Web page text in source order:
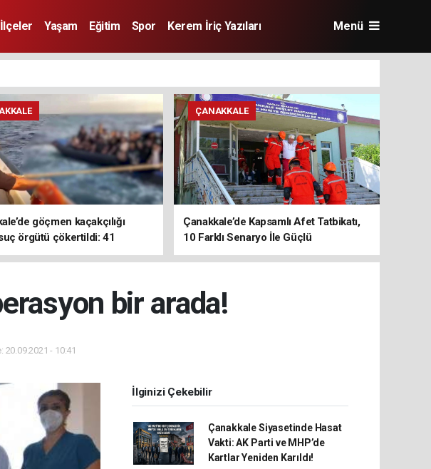
İlçeler Yaşam Eğitim Spor Kerem İriç Yazıları Menü
göçmen kaçakçılığı
örgütü çökertildi: 41
ÇANAKKALE
Çanakkale’de Kapsamlı Afet Tatbikatı,
10 Farklı Senaryo İle Güçlü
Koordinasyon
bir arada!
20.09.2021 - 10:41
İlginizi Çekebilir
Çanakkale Siyasetinde Hasat
Vakti: AK Parti ve MHP’de
Kartlar Yeniden Karıldı!